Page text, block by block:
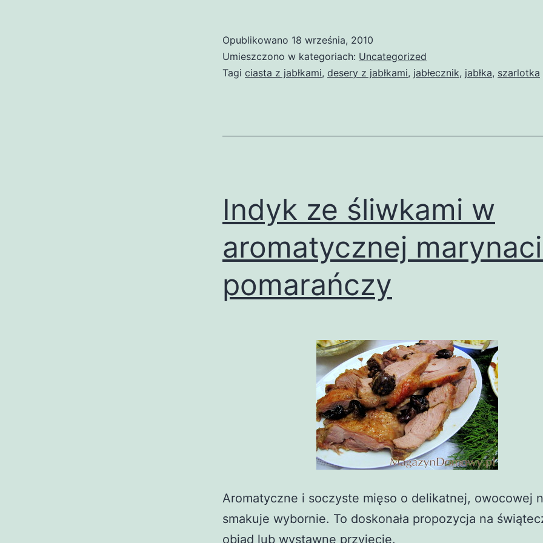
Opublikowano 18 września, 2010
Umieszczono w kategoriach: Uncategorized
Tagi ciasta z jabłkami, desery z jabłkami, jabłecznik, jabłka, szarlotka
Indyk ze śliwkami w
aromatycznej
pomarańczy
Aromatyczne i soczyste mięso o delikatnej, owocowej
smakuje wybornie. To doskonała propozycja na
obiad lub wystawne przyjęcie.